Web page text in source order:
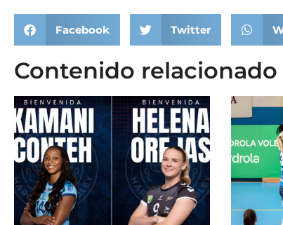
Facebook Twitter
Contenido relacionado